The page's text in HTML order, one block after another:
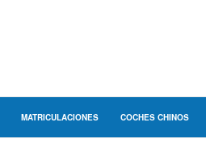
MATRICULACIONES COCHES CHINOS